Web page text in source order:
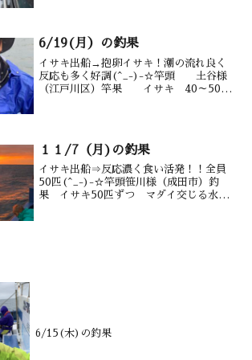
6/19(月）の釣果
イサキ出船→抱卵イサキ！潮の流れ良く
反応も多く好調(^_-)-☆竿頭 土谷様
（江戸川区）竿果 イサキ 40～50匹
１１/7（月)の釣果
イサキ出船⇒反応濃く食い活発！！全員
50匹(^_-)-☆竿頭笹川様（成田市）釣
果 イサキ50匹ずつ マダイ交じる水深
6/15(木)の釣果